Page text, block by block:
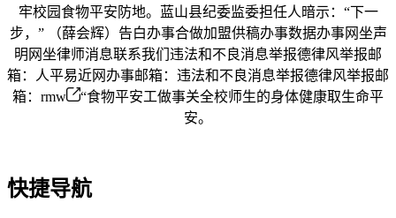
牢校园食物平安防地。蓝山县纪委监委担任人暗示：“下一
步，” （薛会辉）告白办事合做加盟供稿办事数据办事网坐声
明网坐律师消息联系我们违法和不良消息举报德律风举报邮
箱：人平易近网办事邮箱：违法和不良消息举报德律风举报邮
箱：rmw
“食物平安工做事关全校师生的身体健康取生命平
安。
快捷导航